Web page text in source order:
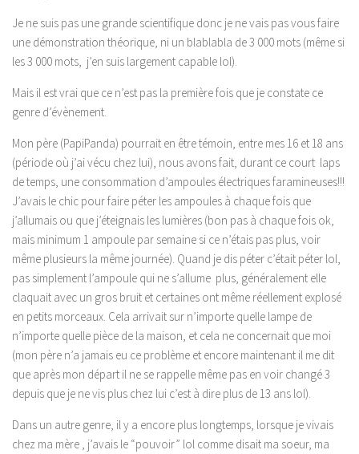
Je ne suis pas une grande scientifique donc je ne vais pas vous faire
une démonstration théorique, ni un blablabla de 3 000 mots (même si
les 3 000 mots, j’en suis largement capable lol).
Mais il est vrai que ce n’est pas la première fois que je constate ce
genre d’évènement.
Mon père (PapiPanda) pourrait en être témoin, entre mes 16 et 18 ans
(période où j’ai vécu chez lui), nous avons fait, durant ce court laps
de temps, une consommation d’ampoules électriques faramineuses!!!
J’avais le chic pour faire péter les ampoules à chaque fois que
j’allumais ou que j’éteignais les lumières (bon pas à chaque fois ok,
mais minimum 1 ampoule par semaine si ce n’étais pas plus, voir
même plusieurs la même journée). Quand je dis péter c’était péter lol,
pas simplement l’ampoule qui ne s’allume plus, généralement elle
claquait avec un gros bruit et certaines ont même réellement explosé
en petits morceaux. Cela arrivait sur n’importe quelle lampe de
n’importe quelle pièce de la maison, et cela ne concernait que moi
(mon père n’a jamais eu ce problème et encore maintenant il me dit
que après mon départ il ne se rappelle même pas en voir changé 3
depuis que je ne vis plus chez lui c’est à dire plus de 13 ans lol).
Dans un autre genre, il y a encore plus longtemps, lorsque je vivais
chez ma mère , j’avais le “pouvoir” lol comme disait ma soeur, ma